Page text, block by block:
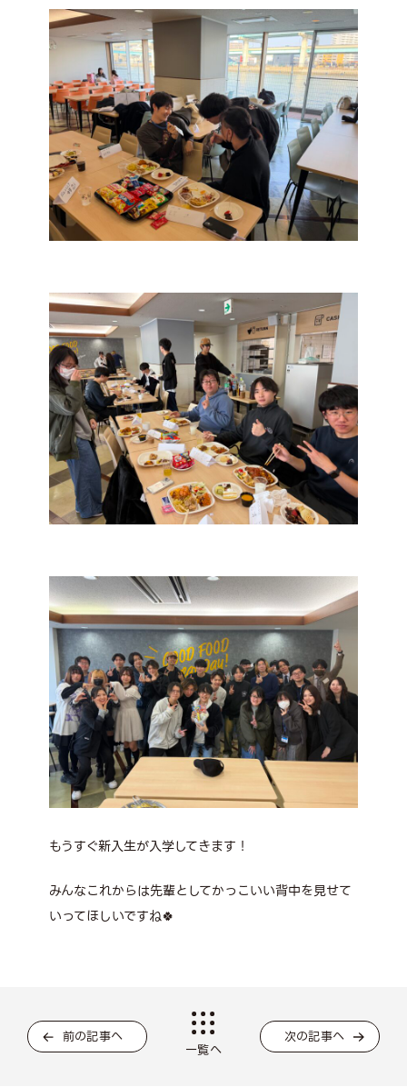
もうすぐ新入生が入学してきます！
みんなこれからは先輩としてかっこいい背中を見せて
いってほしいですね🍀
前の記事へ
一覧へ
次の記事へ